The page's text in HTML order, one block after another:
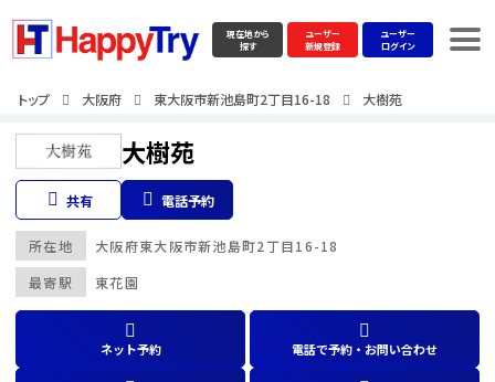
現在地から
探す
ユーザー
新規登録
ユーザー
ログイン
トップ 大阪府 東大阪市新池島町2丁目16-18 大樹苑
大樹苑
共有 電話予約
最寄駅 東花園
所在地 大阪府東大阪市新池島町2丁目16-18
ネット予約 電話で予約・お問い合わせ